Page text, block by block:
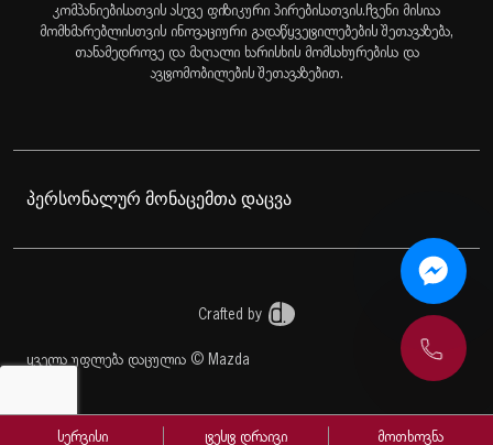
სერვისი ტესტ დრაივი მოთხოვნა
კომპანიებისათვის ასევე ფიზიკური პირებისათვის.ჩვენი მისიაა
მომხმარებლისთვის ინოვაციური გადაწყვეტილებების შეთავაზება,
თანამედროვე და მაღალი ხარისხის მომსახურებისა და
ავტომობილების შეთავაზებით.
პერსონალურ მონაცემთა დაცვა
ყველა უფლება დაცულია © Mazda
Crafted by